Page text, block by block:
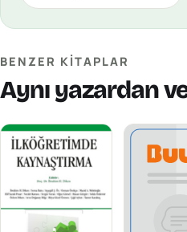
BENZER KITAPLAR
Aynı yazardan